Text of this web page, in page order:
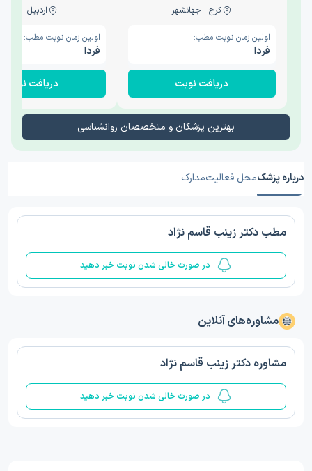
کرج - جهانشهر
اولین زمان نوبت مطب:
فردا
دریافت نوبت
اردبیل - والی
اولین زمان نوبت مطب:
فردا
دریافت نوبت
بهترین پزشکان و متخصصان روانشناسی
درباره پزشکمحل فعالیتمدارک
مطب دکتر زینب قاسم نژاد
در صورت خالی شدن نوبت خبر دهید
مشاوره‌های آنلاین
مشاوره دکتر زینب قاسم نژاد
در صورت خالی شدن نوبت خبر دهید